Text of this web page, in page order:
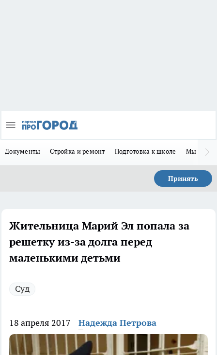
Документы Стройка и ремонт Подготовка к школе Мы в MAX
Принять
Жительница Марий Эл попала за
решетку из-за долга перед
маленькими детьми
Суд
18 апреля 2017 Надежда Петрова